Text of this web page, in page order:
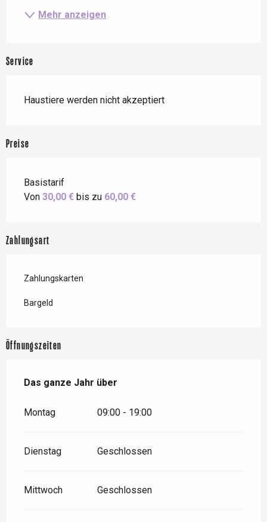
Mehr anzeigen
Service
Haustiere werden nicht akzeptiert
Preise
Basistarif
Von 30,00 € bis zu 60,00 €
Zahlungsart
Zahlungskarten
Bargeld
Öffnungszeiten
Das ganze Jahr über
Das ganze Jahr über
Montag 09:00 - 19:00
Dienstag Geschlossen
Mittwoch Geschlossen